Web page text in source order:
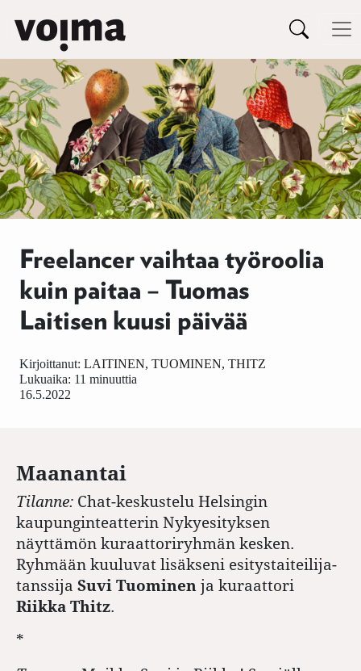
Siirry sisältöön
Päävalikko
Freelancer vaihtaa työroolia
kuin paitaa – Tuomas
Laitisen kuusi päivää
16.5.2022
Kirjoittanut: LAITINEN, TUOMINEN, THITZ
Lukuaika: 11 minuuttia
Maanantai
Tilanne: Chat-keskustelu Helsingin
kaupunginteatterin Nykyesityksen
näyttämön kuraattoriryhmän kesken.
Ryhmään kuuluvat lisäkseni esitystaiteilija-
tanssija Suvi Tuominen ja kuraattori
Riikka Thitz.
*